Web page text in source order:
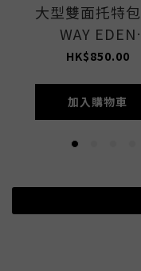
大型雙面托特
WAY EDEN
GREEN/
HK$850.00
加入購物車